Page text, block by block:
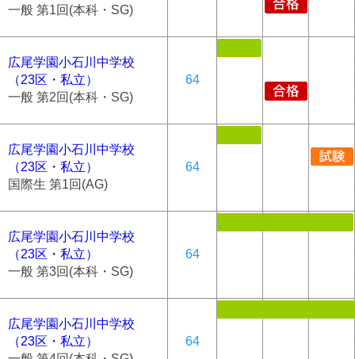
一般 第1回(本科・SG)
広尾学園小石川中学校
（23区・私立）
一般 第2回(本科・SG)
64
広尾学園小石川中学校
（23区・私立）
国際生 第1回(AG)
64
広尾学園小石川中学校
（23区・私立）
一般 第3回(本科・SG)
64
広尾学園小石川中学校
（23区・私立）
64